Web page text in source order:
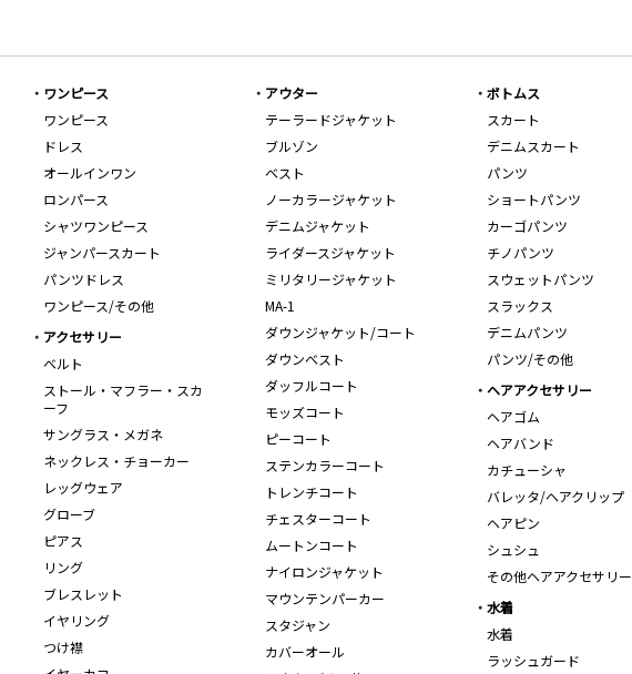
ワンピース
ワンピース
ドレス
オールインワン
ロンパース
シャツワンピース
ジャンパースカート
パンツドレス
ワンピース/その他
アウター
テーラードジャケット
ブルゾン
ベスト
ノーカラージャケット
デニムジャケット
ライダースジャケット
ミリタリージャケット
MA-1
ダウンジャケット/コート
ダウンベスト
ダッフルコート
モッズコート
ピーコート
ステンカラーコート
トレンチコート
チェスターコート
ムートンコート
ナイロンジャケット
マウンテンパーカー
スタジャン
カバーオール
ボトムス
スカート
デニムスカート
パンツ
ショートパンツ
カーゴパンツ
チノパンツ
スウェットパンツ
スラックス
デニムパンツ
パンツ/その他
アクセサリー
ベルト
ストール・マフラー・スカ
ーフ
サングラス・メガネ
ネックレス・チョーカー
レッグウェア
グローブ
ピアス
リング
ブレスレット
イヤリング
つけ襟
ヘアアクセサリー
ヘアゴム
ヘアバンド
カチューシャ
バレッタ/ヘアクリップ
ヘアピン
シュシュ
その他ヘアアクセサリー
水着
水着
ラッシュガード